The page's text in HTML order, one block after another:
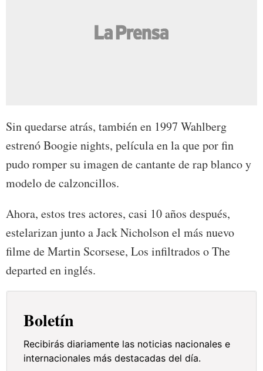
Sin quedarse atrás, también en 1997 Wahlberg
estrenó Boogie nights, película en la que por fin
pudo romper su imagen de cantante de rap blanco y
modelo de calzoncillos.
Ahora, estos tres actores, casi 10 años después,
estelarizan junto a Jack Nicholson el más nuevo
filme de Martin Scorsese, Los infiltrados o The
departed en inglés.
Boletín
Recibirás diariamente las noticias nacionales e
internacionales más destacadas del día.